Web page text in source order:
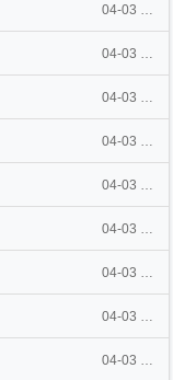
04-03 21:48
04-03 21:44
04-03 21:15
04-03 21:15
04-03 21:15
04-03 21:15
04-03 21:15
04-03 21:13
04-03 21:11